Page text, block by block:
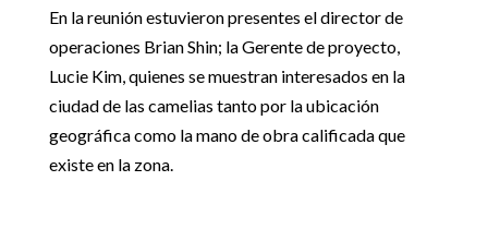
En la reunión estuvieron presentes el director de
operaciones Brian Shin; la Gerente de proyecto,
Lucie Kim, quienes se muestran interesados en la
ciudad de las camelias tanto por la ubicación
geográfica como la mano de obra calificada que
existe en la zona.